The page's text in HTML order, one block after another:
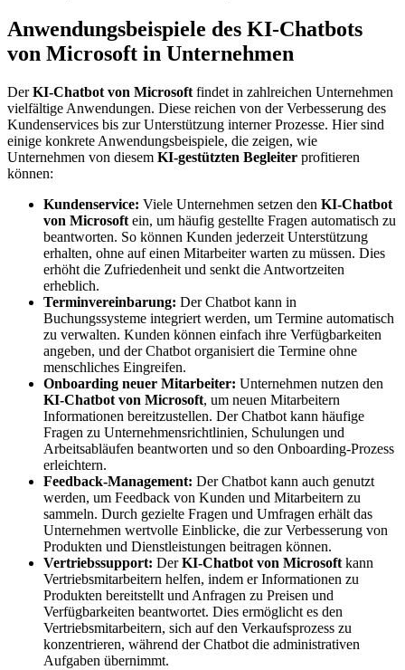
Anwendungsbeispiele des KI-Chatbots
von Microsoft in Unternehmen
DerKI-Chatbot von Microsoft findet in zahlreichen Unternehmen
vielfältige Anwendungen. Diese reichen von der Verbesserung des
Kundenservices bis zur Unterstützung interner Prozesse. Hier sind
einige konkrete Anwendungsbeispiele, die zeigen, wie
Unternehmen von diesem KI-gestützten Begleiter profitieren
können:
Kundenservice: Viele Unternehmen setzen den KI-Chatbot
von Microsoft ein, um häufig gestellte Fragen automatisch zu
beantworten. So können Kunden jederzeit Unterstützung
erhalten, ohne auf einen Mitarbeiter warten zu müssen. Dies
erhöht die Zufriedenheit und senkt die Antwortzeiten
erheblich.
Terminvereinbarung: Der Chatbot kann in
Buchungssysteme integriert werden, um Termine automatisch
zu verwalten. Kunden können einfach ihre Verfügbarkeiten
angeben, und der Chatbot organisiert die Termine ohne
menschliches Eingreifen.
Onboarding neuer Mitarbeiter: Unternehmen nutzen den
KI-Chatbot von Microsoft, um neuen Mitarbeitern
Informationen bereitzustellen. Der Chatbot kann häufige
Fragen zu Unternehmensrichtlinien, Schulungen und
Arbeitsabläufen beantworten und so den Onboarding-Prozess
erleichtern.
Feedback-Management: Der Chatbot kann auch genutzt
werden, um Feedback von Kunden und Mitarbeitern zu
sammeln. Durch gezielte Fragen und Umfragen erhält das
Unternehmen wertvolle Einblicke, die zur Verbesserung von
Produkten und Dienstleistungen beitragen können.
Vertriebssupport: DerKI-Chatbot von Microsoft kann
Vertriebsmitarbeitern helfen, indem er Informationen zu
Produkten bereitstellt und Anfragen zu Preisen und
Verfügbarkeiten beantwortet. Dies ermöglicht es den
Vertriebsmitarbeitern, sich auf den Verkaufsprozess zu
konzentrieren, während der Chatbot die administrativen
Aufgaben übernimmt.